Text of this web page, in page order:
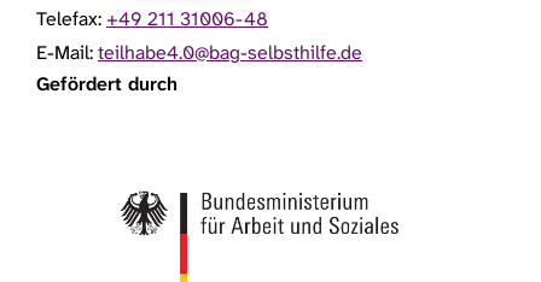
Telefax: +49 211 31006-48
E-Mail:teilhabe4.0@bag-selbsthilfe.de
Gefördert durch